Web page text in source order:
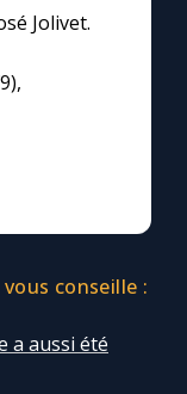
Jolivet.
conseille :
a aussi été